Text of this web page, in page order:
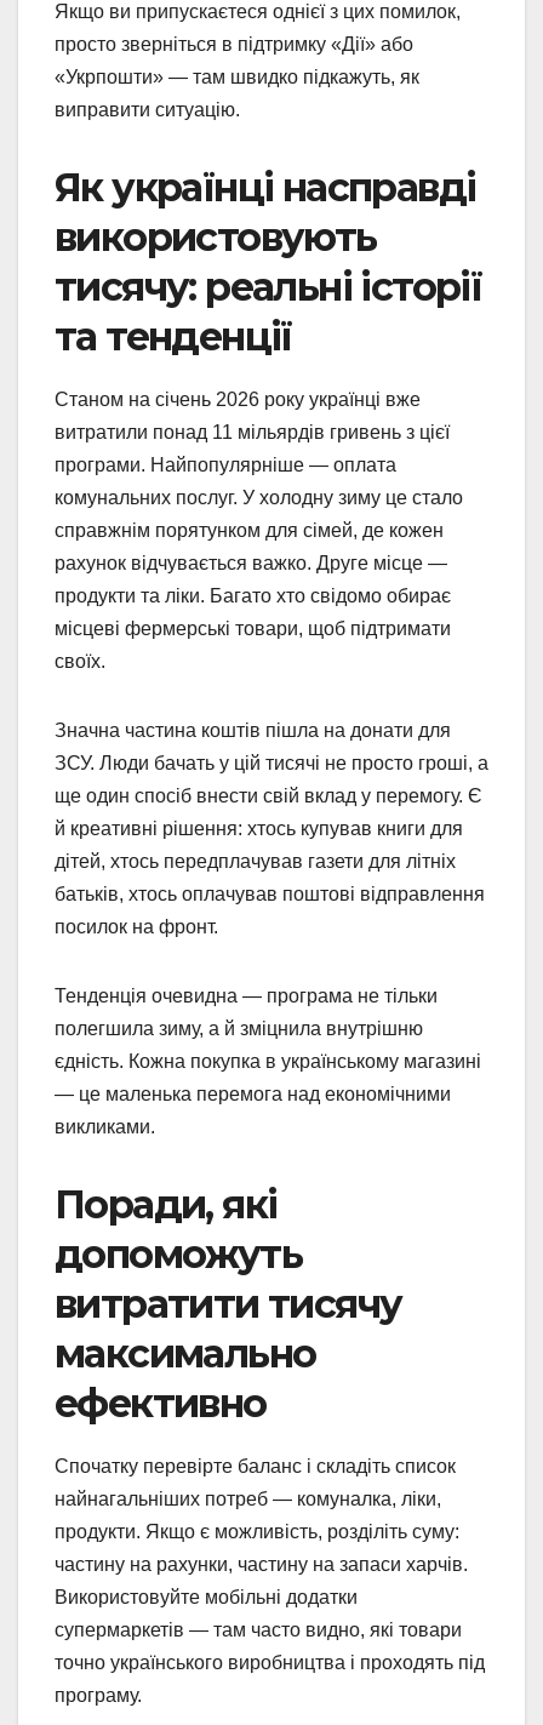
Якщо ви припускаєтеся однієї з цих помилок,
просто зверніться в підтримку «Дії» або
«Укрпошти» — там швидко підкажуть, як
виправити ситуацію.
Як українці насправді
використовують
тисячу: реальні історії
та тенденції
Станом на січень 2026 року українці вже
витратили понад 11 мільярдів гривень з цієї
програми. Найпопулярніше — оплата
комунальних послуг. У холодну зиму це стало
справжнім порятунком для сімей, де кожен
рахунок відчувається важко. Друге місце —
продукти та ліки. Багато хто свідомо обирає
місцеві фермерські товари, щоб підтримати
своїх.
Значна частина коштів пішла на донати для
ЗСУ. Люди бачать у цій тисячі не просто гроші, а
ще один спосіб внести свій вклад у перемогу. Є
й креативні рішення: хтось купував книги для
дітей, хтось передплачував газети для літніх
батьків, хтось оплачував поштові відправлення
посилок на фронт.
Тенденція очевидна — програма не тільки
полегшила зиму, а й зміцнила внутрішню
єдність. Кожна покупка в українському магазині
— це маленька перемога над економічними
викликами.
Поради, які
допоможуть
витратити тисячу
максимально
ефективно
Спочатку перевірте баланс і складіть список
найнагальніших потреб — комуналка, ліки,
продукти. Якщо є можливість, розділіть суму:
частину на рахунки, частину на запаси харчів.
Використовуйте мобільні додатки
супермаркетів — там часто видно, які товари
точно українського виробництва і проходять під
програму.